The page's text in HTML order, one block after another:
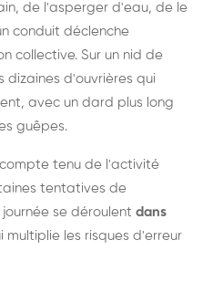
de l'asperger d'eau, de le
conduit déclenche
collective. Sur un nid de
dizaines d'ouvrières qui
avec un dard plus long
guêpes.
tenu de l'activité
tentatives de
se déroulent dans
multiplie les risques d'erreur